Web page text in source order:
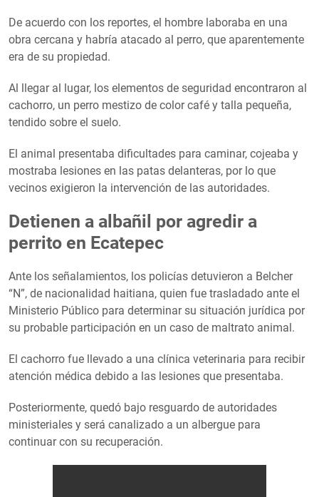
De acuerdo con los reportes, el hombre laboraba en una
obra cercana y habría atacado al perro, que aparentemente
era de su propiedad.
Al llegar al lugar, los elementos de seguridad encontraron al
cachorro, un perro mestizo de color café y talla pequeña,
tendido sobre el suelo.
El animal presentaba dificultades para caminar, cojeaba y
mostraba lesiones en las patas delanteras, por lo que
vecinos exigieron la intervención de las autoridades.
Detienen a albañil por agredir a
perrito en Ecatepec
Ante los señalamientos, los policías detuvieron a Belcher
“N”, de nacionalidad haitiana, quien fue trasladado ante el
Ministerio Público para determinar su situación jurídica por
su probable participación en un caso de maltrato animal.
El cachorro fue llevado a una clínica veterinaria para recibir
atención médica debido a las lesiones que presentaba.
Posteriormente, quedó bajo resguardo de autoridades
ministeriales y será canalizado a un albergue para
continuar con su recuperación.